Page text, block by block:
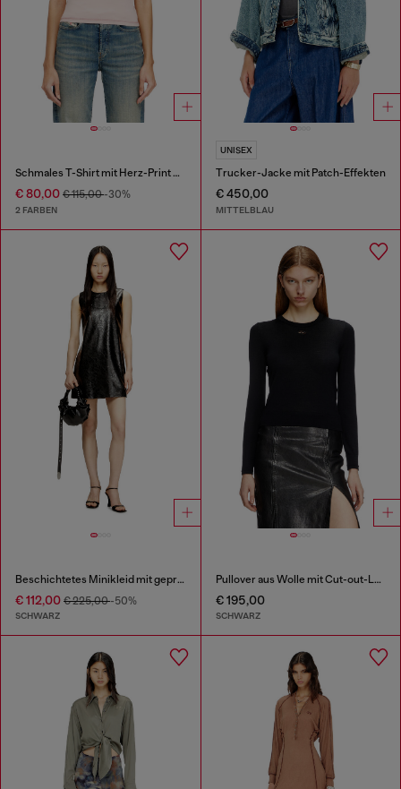
Schmales T-Shirt mit Herz-Print und Nieten
€ 80,00 € 115,00-30%
2 FARBEN
UNISEX
Trucker-Jacke mit Patch-Effekten
€ 450,00
MITTELBLAU
Beschichtetes Minikleid mit geprägtem Oval D
€ 112,00 € 225,00-50%
SCHWARZ
Pullover aus Wolle mit Cut-out-Logo
€ 195,00
SCHWARZ